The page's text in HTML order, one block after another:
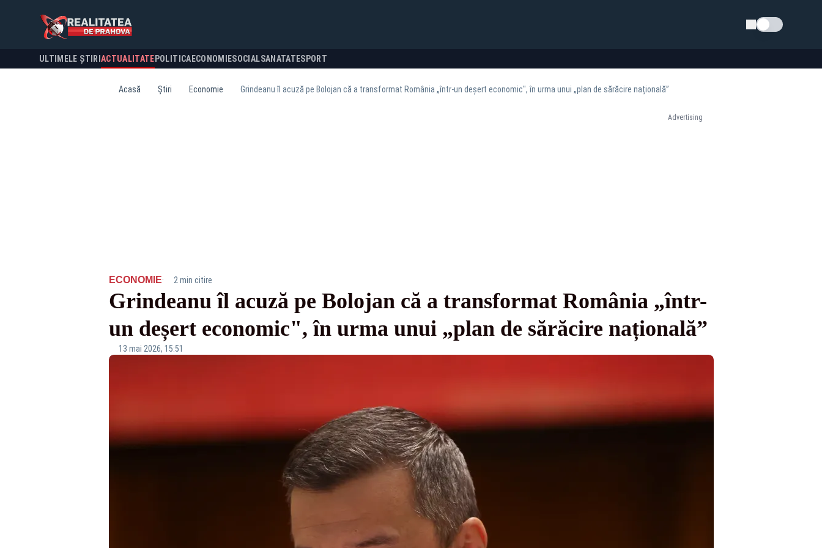
Schimba tema
ULTIMELE ȘTIRI ACTUALITATE POLITICA ECONOMIESOCIALSANATATESPORT
Acasă Știri Economie Grindeanu îl acuză pe Bolojan că a transformat România „într-un deșert economic", în urma unui „plan de sărăcire națională”
Advertising
ECONOMIE· 2 min citire
Grindeanu îl acuză pe Bolojan că a transformat România „într-
un deșert economic", în urma unui „plan de sărăcire națională”
13 mai 2026, 15:51